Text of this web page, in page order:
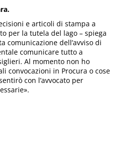
e articoli di stampa a
per la tutela del lago – spiega
comunicazione dell’avviso di
comunicare tutto a
Al momento non ho
convocazioni in Procura o cose
con l’avvocato per